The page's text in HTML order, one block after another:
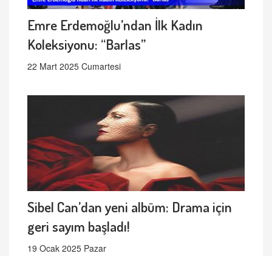
Emre Erdemoğlu’ndan İlk Kadın
Koleksiyonu: “Barlas”
22 Mart 2025 Cumartesi
Sibel Can’dan yeni albüm: Drama için
geri sayım başladı!
19 Ocak 2025 Pazar